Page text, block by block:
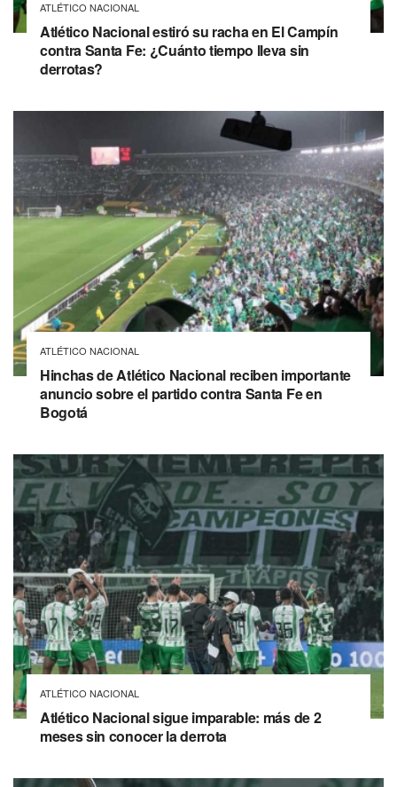
ATLÉTICO NACIONAL
Atlético Nacional estiró su racha en El Campín
contra Santa Fe: ¿Cuánto tiempo lleva sin
derrotas?
ATLÉTICO NACIONAL
Hinchas de Atlético Nacional reciben importante
anuncio sobre el partido contra Santa Fe en
Bogotá
ATLÉTICO NACIONAL
Atlético Nacional sigue imparable: más de 2
meses sin conocer la derrota